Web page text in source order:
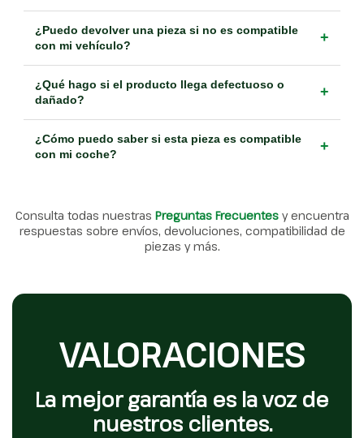
¿Puedo devolver una pieza si no es compatible
con mi vehículo?
+
¿Qué hago si el producto llega defectuoso o
dañado?
+
¿Cómo puedo saber si esta pieza es compatible
con mi coche?
+
Consulta todas nuestras Preguntas Frecuentes y encuentra
respuestas sobre envíos, devoluciones, compatibilidad de
piezas y más.
VALORACIONES
La mejor garantía es la voz de
nuestros clientes.